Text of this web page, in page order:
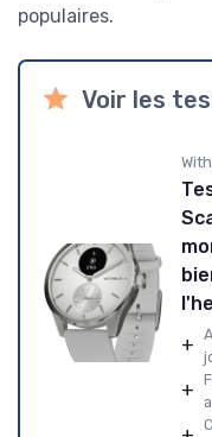
populaires.
Voir les
+
+